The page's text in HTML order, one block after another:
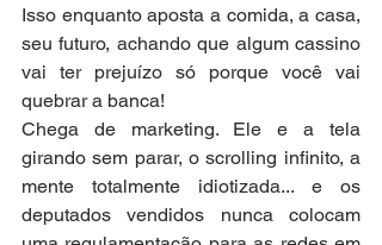
Isso enquanto aposta a comida, a casa,
seu futuro, achando que algum cassino
vai ter prejuízo só porque você vai
quebrar a banca!
Chega de marketing. Ele e a tela
girando sem parar, o scrolling infinito, a
mente totalmente idiotizada... e os
deputados vendidos nunca colocam